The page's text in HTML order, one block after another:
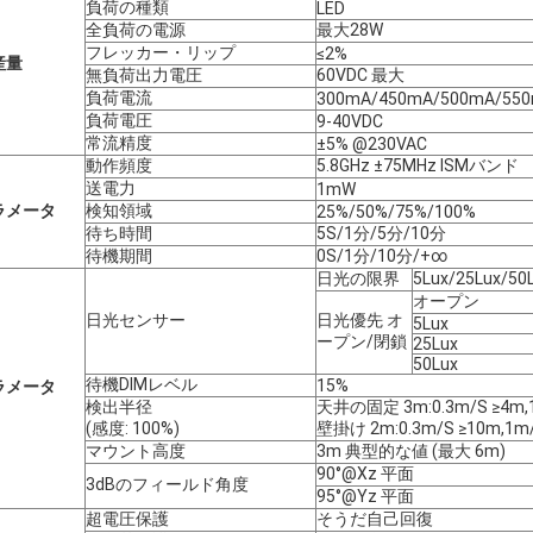
量
負荷の種類
LED
全負荷の電源
最大28W
フレッカー・リップ
≤2%
無負荷出力電圧
60VDC 最大
負荷電流
300mA/450mA/500mA/
負荷電圧
9-40VDC
常流精度
±5% @230VAC
メータ
動作頻度
5.8GHz ±75MHz ISMバンド
送電力
1mW
検知領域
25%/50%/75%/100%
待ち時間
5S/1分/5分/10分
待機期間
0S/1分/10分/+∞
メータ
日光センサー
日光の限界 5Lux/25Lux/
日光優先 オ
ープン/閉鎖
オープン
5Lux
25Lux
50Lux
待機DIMレベル
15%
検出半径
(感度: 100%)
天井の固定 3m:0.3m/S
壁掛け 2m:0.3m/S
マウント高度
3m 典型的な値 (最大 6m)
3dBのフィールド角度
90°@Xz 平面
95°@Yz 平面
超電圧保護 そうだ自己回復